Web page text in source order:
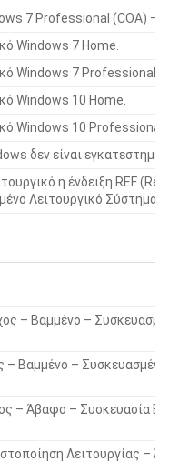
7 Professional (COA) –
Windows 7 Home.
Windows 7 Professional.
Windows 10 Home.
Windows 10 Professional.
δεν είναι
η ένδειξη REF
Λειτουργικό Σύστημα.
– Βαμμένο –
– Βαμμένο – Συσκευασμένο
– Άβαφο – Συσκευασία
Λειτουργίας –